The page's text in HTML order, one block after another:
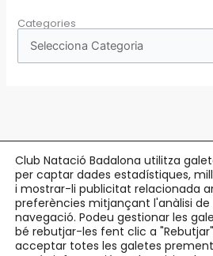
Categories
Copyright © 2026 Club Natació Badalona |
Badalona |93 384
Avís Legal
Política de
Club Natació Badalona utilitza
per captar dades estadístiques,
i mostrar-li publicitat relacionada
preferències mitjançant l'anàlisi de
navegació. Podeu gestionar les
bé rebutjar-les fent clic a
acceptar totes les galetes